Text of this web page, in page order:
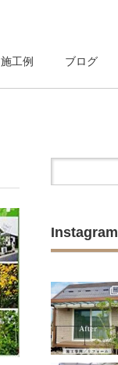
施工例 ブログ
Instagram